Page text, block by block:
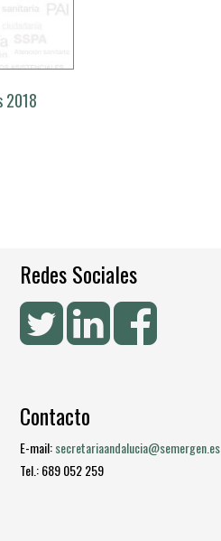
2018
Redes Sociales
Contacto
E-mail:secretariaandalucia@semergen.es
Tel.: 689 052 259